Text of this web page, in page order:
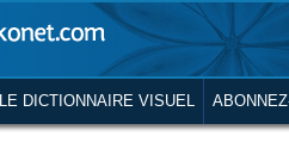
LE DICTIONNAIRE VISUEL